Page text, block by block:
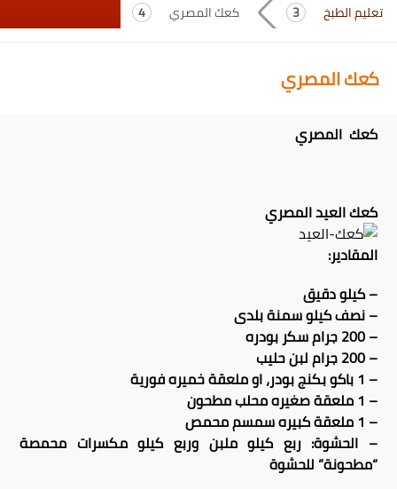
تعليم الطبخ
كعك المصري
كعك المصري
كعك المصري
كعك العيد المصري
المقادير:
– كيلو دقيق
– نصف كيلو سمنة بلدى
– 200 جرام سكر بودره
– 200 جرام لبن حليب
– 1 باكو بكنج بودر، او ملعقة خميره فورية
– 1 ملعقة صغيره محلب مطحون
– 1 ملعقة كبيره سمسم محمص
– الحشوة: ربع كيلو ملبن وربع كيلو مكسرات محمصة
“مطحونة” للحشوة